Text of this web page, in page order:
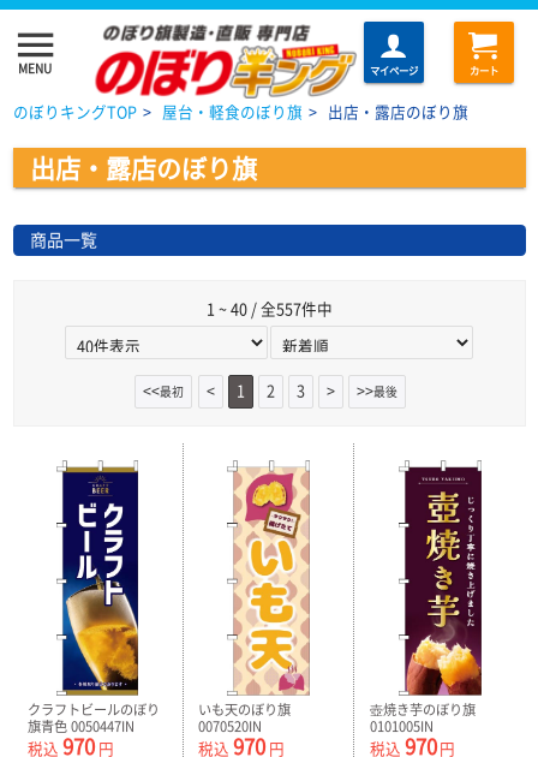
menu
MENU マイページ カート
のぼりキングTOP > 屋台・軽食のぼり旗 > 出店・露店のぼり旗
出店・露店のぼり旗
商品一覧
1 ~ 40 / 全557件中
<<最初 < 1 2 3 > >>最後
クラフトビールのぼり
旗青色 0050447IN
税込 970 円
いも天のぼり旗
0070520IN
税込 970円
壺焼き芋のぼり旗
0101005IN
税込 970円